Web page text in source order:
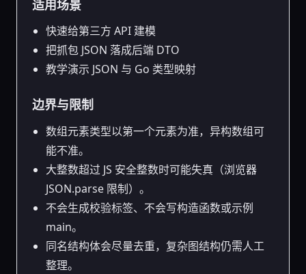
适用场景
快速给第三方 API 建模
把抓包 JSON 落成后端 DTO
教学演示 JSON 与 Go 类型映射
边界与限制
数组元素类型以第一个元素为准，异构数组可
能不准。
大整数超过 JS 安全整数时可能失真（浏览器
JSON.parse 限制）。
不会生成校验标签、不会写构造函数或示例
main。
同名结构体会尽量去重，复杂图结构仍需人工
整理。